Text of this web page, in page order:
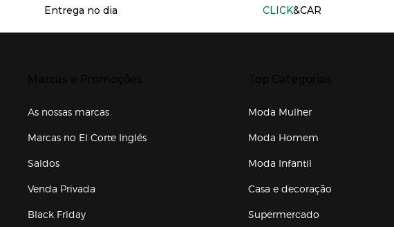
Entrega no dia CLICK&CAR
As nossas marcas
Marcas no El Corte Inglés
Saldos
Venda Privada
Black Friday
Moda Mulher
Moda Homem
Moda Infantil
Casa e decoração
Supermercado